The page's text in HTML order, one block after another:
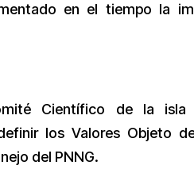
en el tiempo la
Científico de la isla
los Valores Objeto
del PNNG.